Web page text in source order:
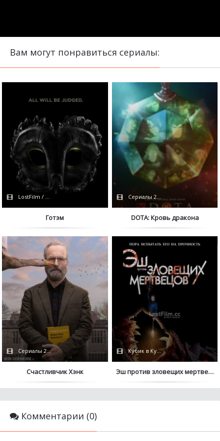
Вам могут понравиться сериалы:
LostFilm / FOX
Готэм
Сериалы 2021
DOTA: Кровь дракона
Сериалы 2023 / Дубляж
Счастливчик Хэнк
Кубик в Кубе
Эш против зловещих мертвецов
Комментарии (0)